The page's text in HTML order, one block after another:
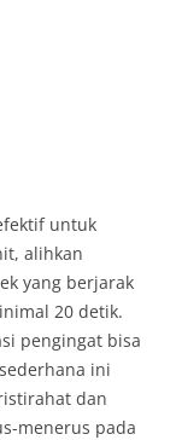
untuk
alihkan
yang berjarak
20 detik.
pengingat bisa
ini
dan
menerus pada